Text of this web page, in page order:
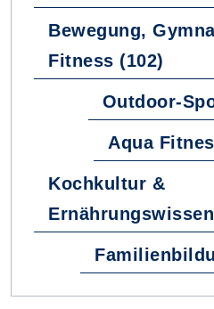
Bewegung,
Fitness (102)
Outdoor-
Aqua
Kochkultur &